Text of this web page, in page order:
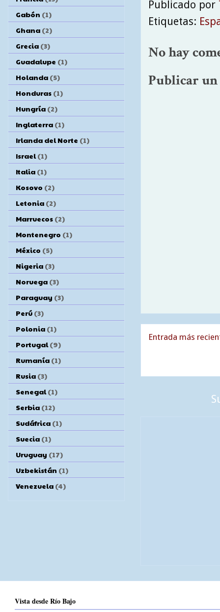
Publicado por
Etiquetas:
No hay
Publicar
Entrada más
Gabón (1)
Ghana (2)
Grecia (3)
Guadalupe (1)
Holanda (5)
Honduras (1)
Hungría (2)
Inglaterra (1)
Irlanda del Norte (1)
Israel (1)
Italia (1)
Kosovo (2)
Letonia (2)
Marruecos (2)
Montenegro (1)
México (5)
Nigeria (3)
Noruega (3)
Paraguay (3)
Perú (3)
Polonia (1)
Portugal (9)
Rumanía (1)
Rusia (3)
Senegal (1)
Serbia (12)
Sudáfrica (1)
Suecia (1)
Uruguay (17)
Uzbekistán (1)
Venezuela (4)
Vista desde Río Bajo